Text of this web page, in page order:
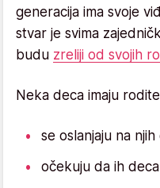
generacija ima svoje
stvar je svima
budu zreliji od svojih
Neka deca imaju
se oslanjaju na
očekuju da ih